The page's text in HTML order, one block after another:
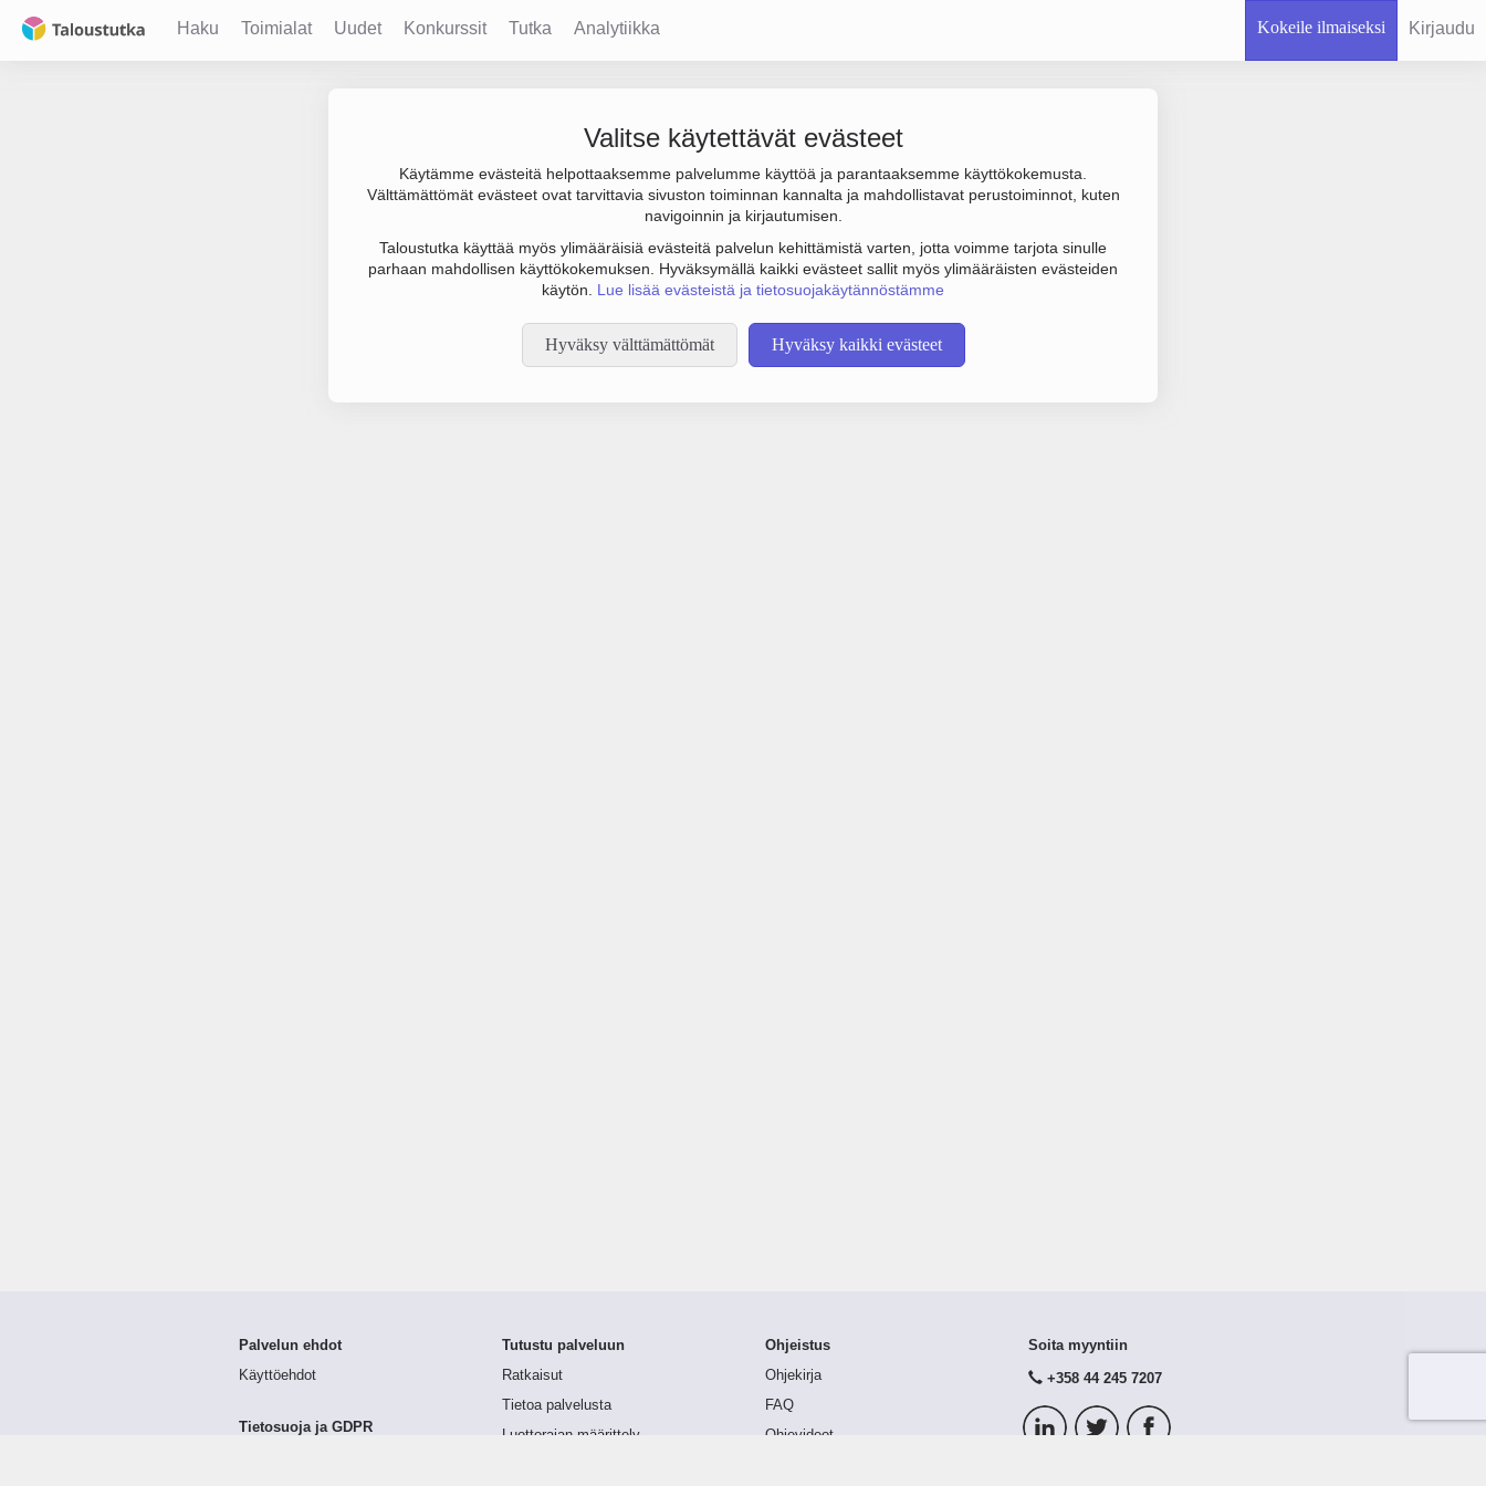
Haku Toimialat Uudet Konkurssit Tutka Analytiikka Kokeile ilmaiseksi Kirjaudu
Valitse käytettävät evästeet
Käytämme evästeitä helpottaaksemme palvelumme käyttöä ja parantaaksemme käyttökokemusta.
Välttämättömät evästeet ovat tarvittavia sivuston toiminnan kannalta ja mahdollistavat perustoiminnot, kuten
navigoinnin ja kirjautumisen.
Taloustutka käyttää myös ylimääräisiä evästeitä palvelun kehittämistä varten, jotta voimme tarjota sinulle
parhaan mahdollisen käyttökokemuksen. Hyväksymällä kaikki evästeet sallit myös ylimääräisten evästeiden
käytön. Lue lisää evästeistä ja tietosuojakäytännöstämme
Hyväksy välttämättömät Hyväksy kaikki evästeet
Joudumme käyttämään botinestovarmennusta sivustollamme. Suoritathan alla olevan varmistuksen.
Palvelun ehdot
Käyttöehdot
Tietosuoja ja GDPR
Tutustu palveluun
Ratkaisut
Tietoa palvelusta
Luottorajan määrittely
Ohjeistus
Ohjekirja
FAQ
Ohjevideot
Soita myyntiin
+358 44 245 7207